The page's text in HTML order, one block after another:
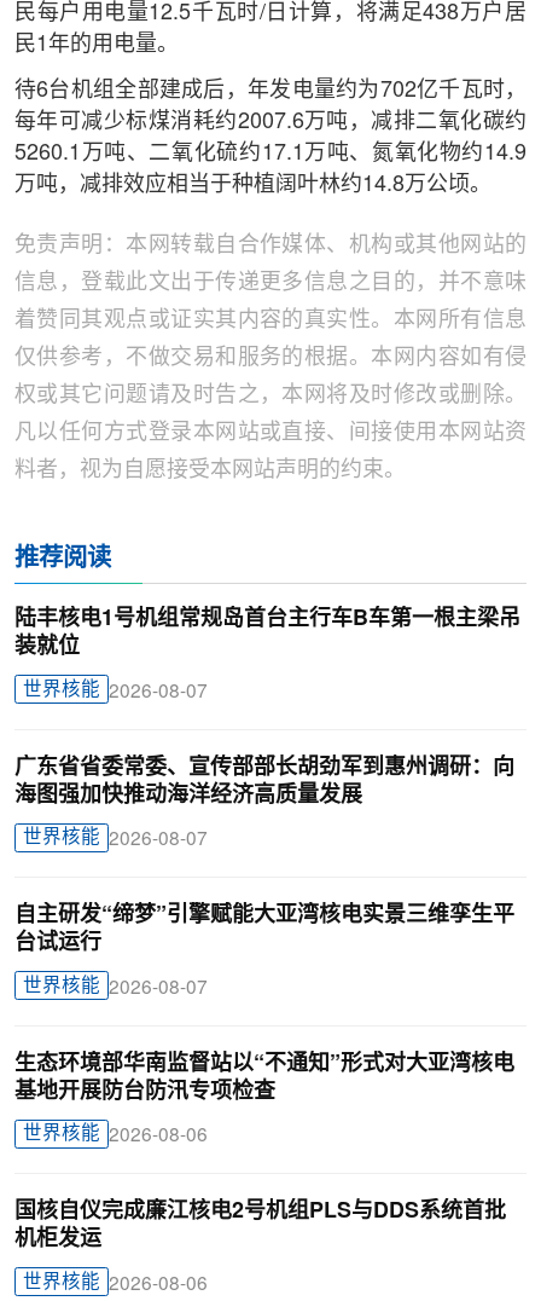
民每户用电量12.5千瓦时/日计算，将满足438万户居
民1年的用电量。
待6台机组全部建成后，年发电量约为702亿千瓦时，
每年可减少标煤消耗约2007.6万吨，减排二氧化碳约
5260.1万吨、二氧化硫约17.1万吨、氮氧化物约14.9
万吨，减排效应相当于种植阔叶林约14.8万公顷。
免责声明：本网转载自合作媒体、机构或其他网站的
信息，登载此文出于传递更多信息之目的，并不意味
着赞同其观点或证实其内容的真实性。本网所有信息
仅供参考，不做交易和服务的根据。本网内容如有侵
权或其它问题请及时告之，本网将及时修改或删除。
凡以任何方式登录本网站或直接、间接使用本网站资
料者，视为自愿接受本网站声明的约束。
推荐阅读
陆丰核电1号机组常规岛首台主行车B车第一根主梁吊
装就位
世界核能 2026-08-07
广东省省委常委、宣传部部长胡劲军到惠州调研：向
海图强加快推动海洋经济高质量发展
世界核能 2026-08-07
自主研发“缔梦”引擎赋能大亚湾核电实景三维孪生平
台试运行
世界核能 2026-08-07
生态环境部华南监督站以“不通知”形式对大亚湾核电
基地开展防台防汛专项检查
世界核能 2026-08-06
国核自仪完成廉江核电2号机组PLS与DDS系统首批
机柜发运
世界核能 2026-08-06